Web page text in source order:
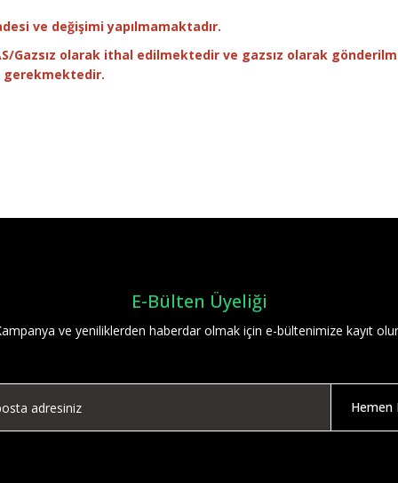
ve değişimi yapılmamaktadır.
Gazsız olarak ithal edilmektedir ve gazsız olarak
gerekmektedir.
Yorum Yaz
E-Bülten Üyeliği
ve yeniliklerden haberdar olmak için e-bültenimize kayıt
Hemen